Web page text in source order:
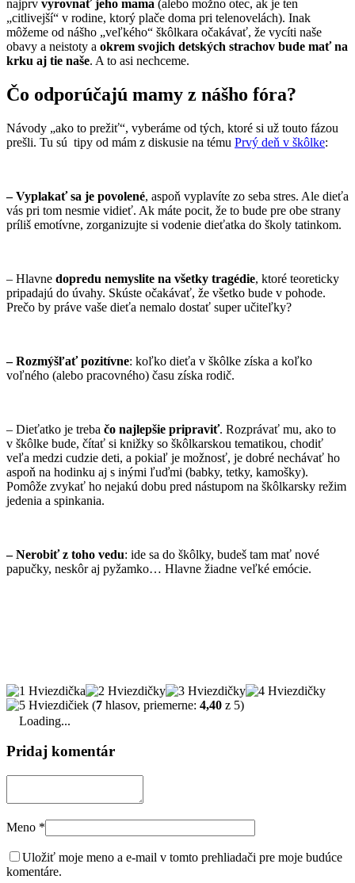
najprv vyrovnať jeho mama (alebo možno otec, ak je ten
„citlivejší“ v rodine, ktorý plače doma pri telenovelách). Inak
môžeme od nášho „veľkého“ škôlkara očakávať, že vycíti naše
obavy a neistoty a okrem svojich detských strachov bude mať na
krku aj tie naše. A to asi nechceme.
Čo odporúčajú mamy z nášho fóra?
Návody „ako to prežiť“, vyberáme od tých, ktoré si už touto fázou
prešli. Tu sú tipy od mám z diskusie na tému Prvý deň v škôlke:
– Vyplakať sa je povolené, aspoň vyplavíte zo seba stres. Ale dieťa
vás pri tom nesmie vidieť. Ak máte pocit, že to bude pre obe strany
príliš emotívne, zorganizujte si vodenie dieťatka do školy tatinkom.
– Hlavne dopredu nemyslite na všetky tragédie, ktoré teoreticky
pripadajú do úvahy. Skúste očakávať, že všetko bude v pohode.
Prečo by práve vaše dieťa nemalo dostať super učiteľky?
– Rozmýšľať pozitívne: koľko dieťa v škôlke získa a koľko
voľného (alebo pracovného) času získa rodič.
– Dieťatko je treba čo najlepšie pripraviť. Rozprávať mu, ako to
v škôlke bude, čítať si knižky so škôlkarskou tematikou, chodiť
veľa medzi cudzie deti, a pokiaľ je možnosť, je dobré nechávať ho
aspoň na hodinku aj s inými ľuďmi (babky, tetky, kamošky).
Pomôže zvykať ho nejakú dobu pred nástupom na škôlkarsky režim
jedenia a spinkania.
– Nerobiť z toho vedu: ide sa do škôlky, budeš tam mať nové
papučky, neskôr aj pyžamko… Hlavne žiadne veľké emócie.
(7 hlasov, priemerne: 4,40 z 5)
Loading...
Pridaj komentár
Meno *
Uložiť moje meno a e-mail v tomto prehliadači pre moje budúce
komentáre.